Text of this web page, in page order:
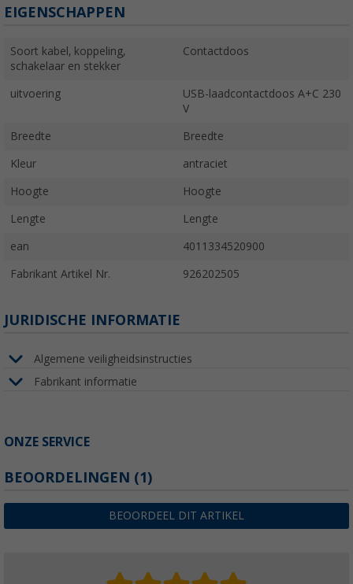
EIGENSCHAPPEN
Soort kabel, koppeling,
schakelaar en stekker
Contactdoos
uitvoering
USB-laadcontactdoos A+C 230
V
Breedte Breedte
Kleur antraciet
Hoogte Hoogte
Lengte Lengte
ean 4011334520900
Fabrikant Artikel Nr. 926202505
JURIDISCHE INFORMATIE
Algemene veiligheidsinstructies
Fabrikant informatie
ONZE SERVICE
BEOORDELINGEN (1)
BEOORDEEL DIT ARTIKEL